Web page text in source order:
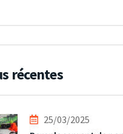
récentes
25/03/2025